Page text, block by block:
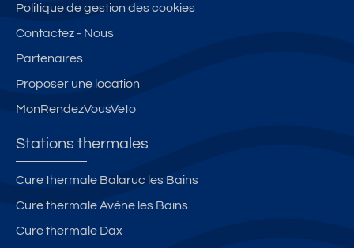
Politique de gestion des cookies
Contactez - Nous
Partenaires
Proposer une location
MonRendezVousVeto
Stations thermales
Cure thermale Balaruc les Bains
Cure thermale Avène les Bains
Cure thermale Dax